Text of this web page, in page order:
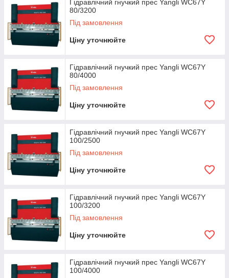
Гідравлічний гнучкий прес Yangli WC67Y
80/3200
Під замовлення
Ціну уточнюйте
Гідравлічний гнучкий прес Yangli WC67Y
80/4000
Під замовлення
Ціну уточнюйте
Гідравлічний гнучкий прес Yangli WC67Y
100/2500
Під замовлення
Ціну уточнюйте
Гідравлічний гнучкий прес Yangli WC67Y
100/3200
Під замовлення
Ціну уточнюйте
Гідравлічний гнучкий прес Yangli WC67Y
100/4000